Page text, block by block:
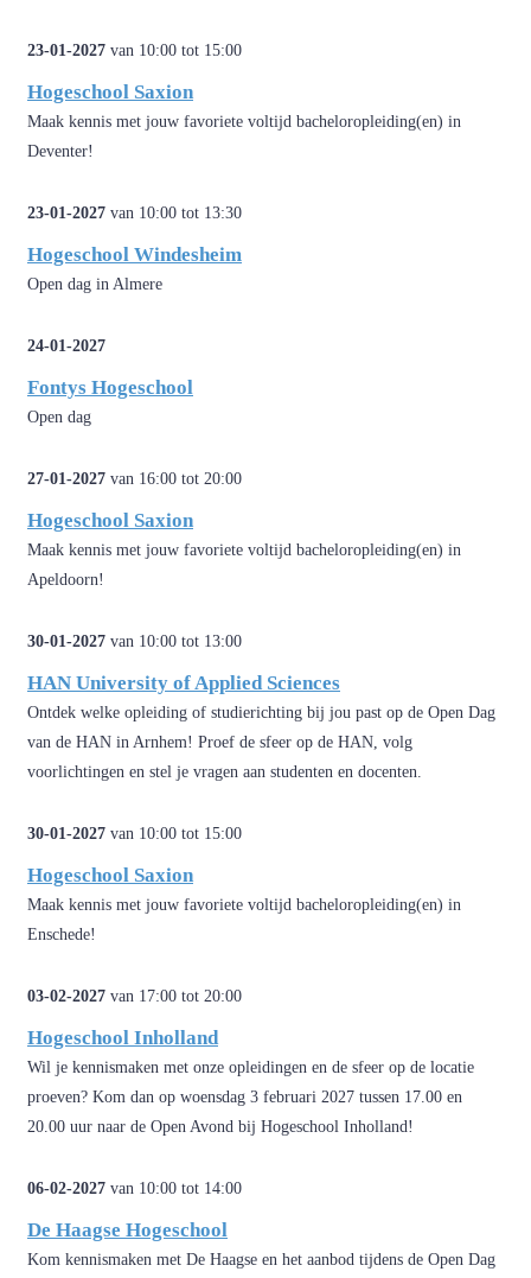
23-01-2027 van 10:00 tot 15:00
Hogeschool Saxion
Maak kennis met jouw favoriete voltijd bacheloropleiding(en) in
Deventer!
23-01-2027 van 10:00 tot 13:30
Hogeschool Windesheim
Open dag in Almere
24-01-2027
Fontys Hogeschool
Open dag
27-01-2027 van 16:00 tot 20:00
Hogeschool Saxion
Maak kennis met jouw favoriete voltijd bacheloropleiding(en) in
Apeldoorn!
30-01-2027 van 10:00 tot 13:00
HAN University of Applied Sciences
Ontdek welke opleiding of studierichting bij jou past op de Open Dag
van de HAN in Arnhem! Proef de sfeer op de HAN, volg
voorlichtingen en stel je vragen aan studenten en docenten.
30-01-2027 van 10:00 tot 15:00
Hogeschool Saxion
Maak kennis met jouw favoriete voltijd bacheloropleiding(en) in
Enschede!
03-02-2027 van 17:00 tot 20:00
Hogeschool Inholland
Wil je kennismaken met onze opleidingen en de sfeer op de locatie
proeven? Kom dan op woensdag 3 februari 2027 tussen 17.00 en
20.00 uur naar de Open Avond bij Hogeschool Inholland!
06-02-2027 van 10:00 tot 14:00
De Haagse Hogeschool
Kom kennismaken met De Haagse en het aanbod tijdens de Open Dag